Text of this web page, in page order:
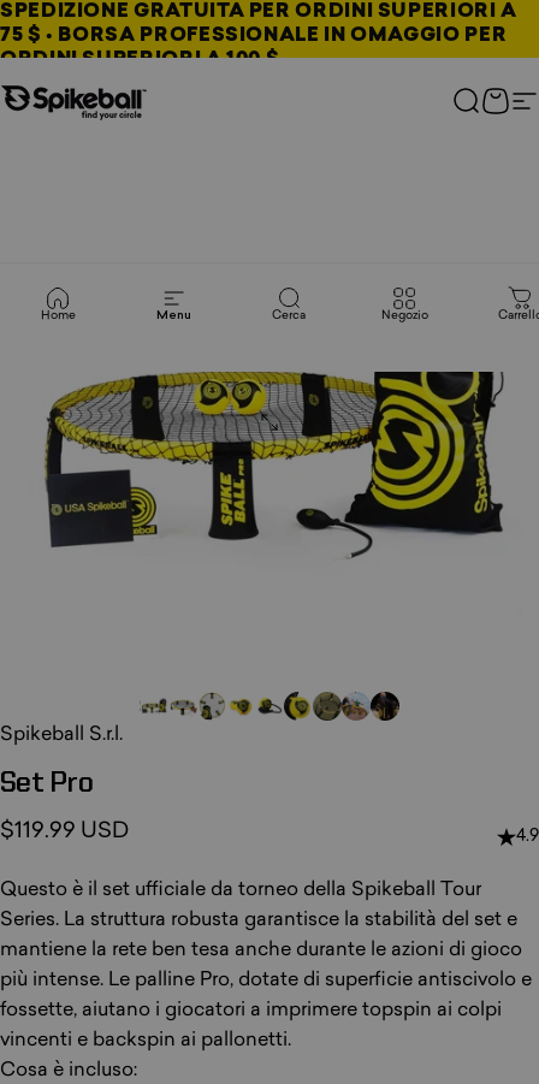
Vai al contenuto
SPEDIZIONE GRATUITA PER ORDINI SUPERIORI A
75 $ • BORSA PROFESSIONALE IN OMAGGIO PER
ORDINI SUPERIORI A 100 $
Negozio Spikeball Cerca
Home Menu Cerca Negozio
Spikeball S.r.l.
Set Pro
$119.99 USD 4.9
Questo è il set ufficiale da torneo della Spikeball Tour
Series. La struttura robusta garantisce la stabilità del set e
mantiene la rete ben tesa anche durante le azioni di gioco
più intense. Le palline Pro, dotate di superficie antiscivolo e
fossette, aiutano i giocatori a imprimere topspin ai colpi
vincenti e backspin ai pallonetti.
Cosa è incluso: